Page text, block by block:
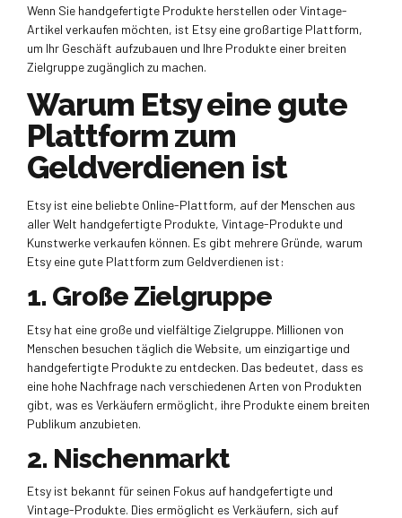
Wenn Sie handgefertigte Produkte herstellen oder Vintage-
Artikel verkaufen möchten, ist Etsy eine großartige Plattform,
um Ihr Geschäft aufzubauen und Ihre Produkte einer breiten
Zielgruppe zugänglich zu machen.
Warum Etsy eine gute
Plattform zum
Geldverdienen ist
Etsy ist eine beliebte Online-Plattform, auf der Menschen aus
aller Welt handgefertigte Produkte, Vintage-Produkte und
Kunstwerke verkaufen können. Es gibt mehrere Gründe, warum
Etsy eine gute Plattform zum Geldverdienen ist:
1. Große Zielgruppe
Etsy hat eine große und vielfältige Zielgruppe. Millionen von
Menschen besuchen täglich die Website, um einzigartige und
handgefertigte Produkte zu entdecken. Das bedeutet, dass es
eine hohe Nachfrage nach verschiedenen Arten von Produkten
gibt, was es Verkäufern ermöglicht, ihre Produkte einem breiten
Publikum anzubieten.
2. Nischenmarkt
Etsy ist bekannt für seinen Fokus auf handgefertigte und
Vintage-Produkte. Dies ermöglicht es Verkäufern, sich auf